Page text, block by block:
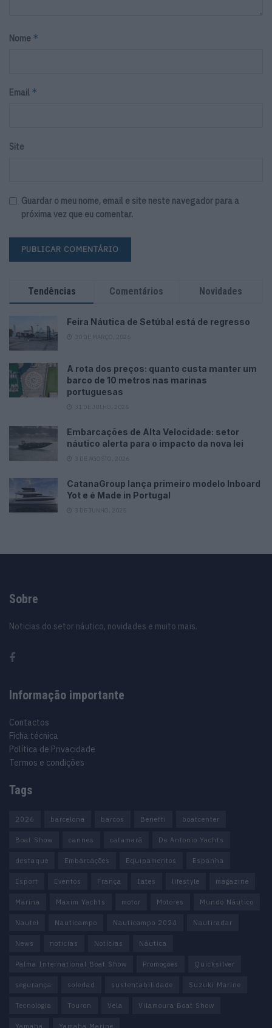
Nome *
Email *
Site
Guardar o meu nome, email e site neste navegador para a
próxima vez que eu comentar.
Tendências Comentários Novidades
Feira Náutica de Setúbal está de regresso
A rota dos preços: quanto custa manter um
barco de 10 metros nas marinas
portuguesas
Embarcações de Alta Velocidade: setor
náutico alerta para o impacto da nova lei
CatanaGroup lança primeiro modelo Inboard
Yot e é Made in Portugal
Sobre
Noticias do setor náutico, novidades e muito mais.
Informação importante
Contactos
Ficha técnica
Política de Privacidade
Termos e condições
Tags
2026 barcelona barcos Benetti boatcenter
Boat Show cannes catamarã De Antonio Yachts
destaque Embarcações Equipamentos Espanha
Esport Eventos França Iates lifestyle magazine
Marina Maxim Yachts motor Motores Mundo Náutico
Nautel Nauticampo Nauticampo 2024 Nautiradar
News noticias Notícias Náutica
Palma International Boat Show Promoções Quicksilver
segurança soledad sustentabilidade Suzuki Marine
Tecnologia Touron Vela Vilamoura Boat Show
Yamaha Yamaha Marine